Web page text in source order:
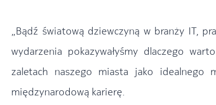
„Bądź światową dziewczyną w branży IT,
wydarzenia pokazywałyśmy dlaczego
zaletach naszego miasta jako
międzynarodową karierę.